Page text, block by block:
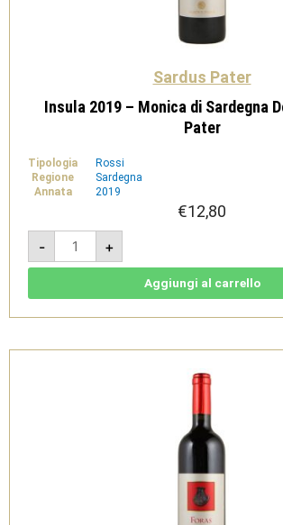
Sardus Pater
Insula 2019 – Monica di Sardegna
Pater
Tipologia
Rossi
Regione
Sardegna
Annata
2019
€12,80
-
Insula
2019
-
Monica
-
quantità
+
Aggiungi al carrello